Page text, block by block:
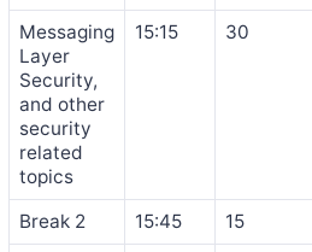
Messaging
Layer
Security,
and other
security
related
topics
15:15 30
Break 2 15:45
15